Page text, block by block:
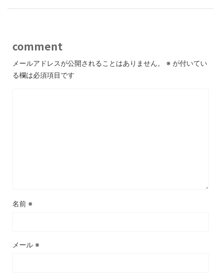
comment
メールアドレスが公開されることはありません。 ※ が付いてい
る欄は必須項目です
名前 ※
メール ※